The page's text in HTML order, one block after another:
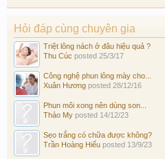
Hỏi đáp cùng chuyên gia
Triệt lông nách ở đâu hiệu quả ?
Thu Cúc posted 25/3/17
Công nghệ phun lông mày cho...
Xuân Hương posted 28/12/16
Phun môi xong nên dùng son...
Thảo My posted 14/12/23
Sẹo trắng có chữa được không?
Trần Hoàng Hiếu posted 13/9/23